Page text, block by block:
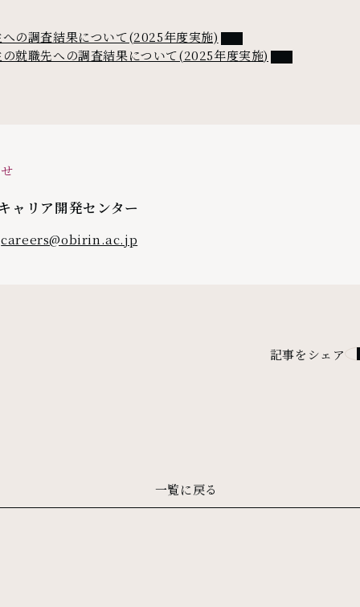
の調査結果について(2025年度実施) PDFファイル
就職先への調査結果について(2025年度実施) PDFファイル
ャリア開発センター
careers@obirin.ac.jp
記事をシェア
一覧に戻る